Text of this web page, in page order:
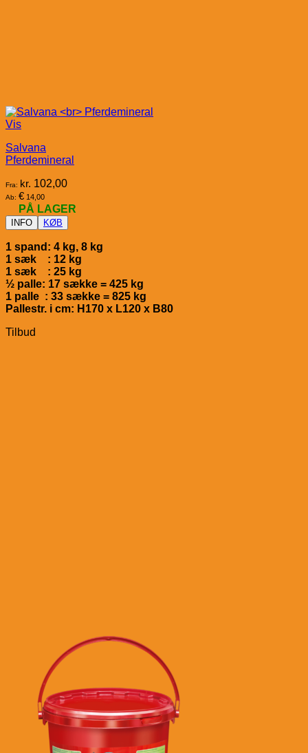
Vis
Salvana
Pferdemineral
Fra: kr. 102,00
Ab: € 14,00
PÅ LAGER
INFO KØB
1 spand: 4 kg, 8 kg
1 sæk : 12 kg
1 sæk : 25 kg
½ palle: 17 sække = 425 kg
1 palle : 33 sække = 825 kg
Pallestr. i cm: H170 x L120 x B80
Tilbud